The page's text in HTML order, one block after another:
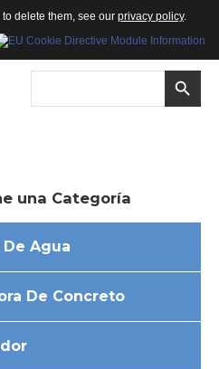
una Categoría
Agua
De Concreto
delete them, see our privacy policy.